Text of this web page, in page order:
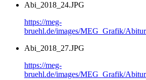
Abi_2018_24.JPG
https://meg-
bruehl.de/images/MEG_Grafik/
Abi_2018_27.JPG
https://meg-
bruehl.de/images/MEG_Grafik/